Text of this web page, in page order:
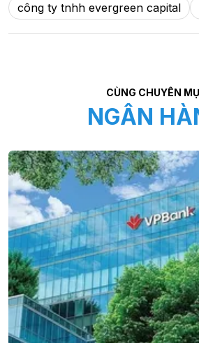
công ty tnhh evergreen capital
CÙNG CHUYÊN
NGÂN